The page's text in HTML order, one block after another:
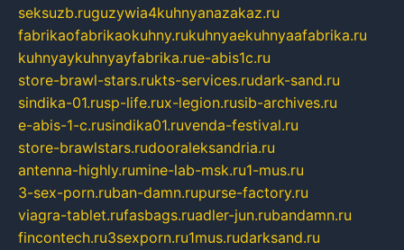
seksuzb.ruguzywia4kuhnyanazakaz.ru
fabrikaofabrikaokuhny.rukuhnyaekuhnyaafabrika.ru
kuhnyaykuhnyayfabrika.rue-abis1c.ru
store-brawl-stars.rukts-services.rudark-sand.ru
sindika-01.rusp-life.rux-legion.rusib-archives.ru
e-abis-1-c.rusindika01.ruvenda-festival.ru
store-brawlstars.rudooraleksandria.ru
antenna-highly.rumine-lab-msk.ru1-mus.ru
3-sex-porn.ruban-damn.rupurse-factory.ru
viagra-tablet.rufasbags.ruadler-jun.rubandamn.ru
fincontech.ru3sexporn.ru1mus.rudarksand.ru